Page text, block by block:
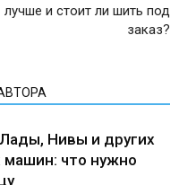
лучше и стоит ли шить под
заказ?
Нивы и других
машин: что нужно